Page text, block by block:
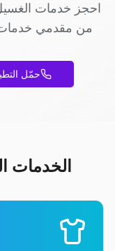
احجز خدمات
من مقدمي خدمات
حمّل
الخدمات